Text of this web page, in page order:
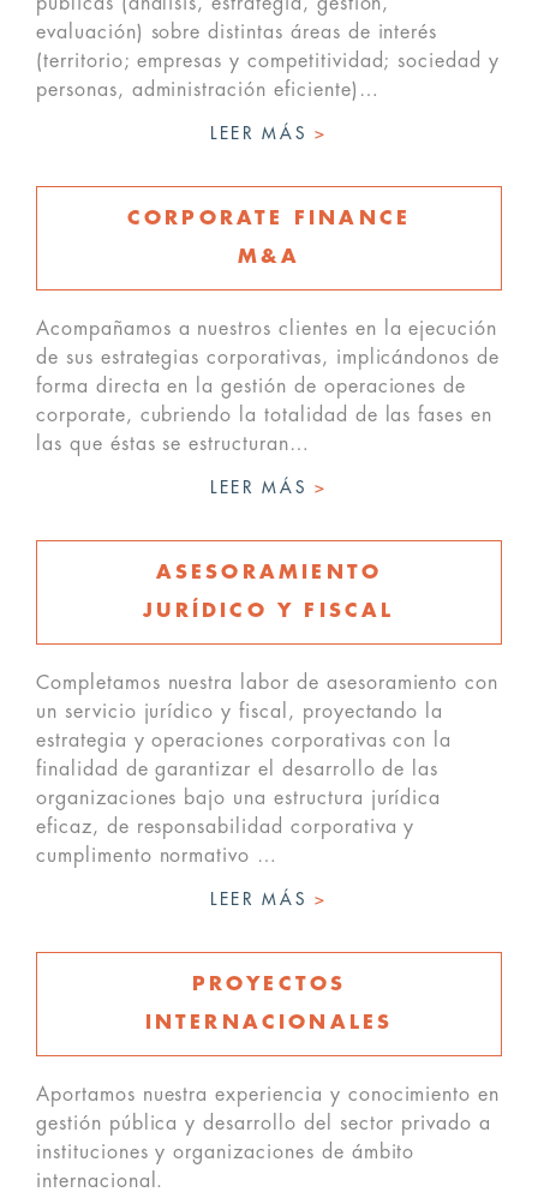
evaluación) sobre distintas áreas de interés
(territorio; empresas y competitividad; sociedad y
personas, administración eficiente)…
LEER MÁS>
CORPORATE FINANCE
M&A
Acompañamos a nuestros clientes en la ejecución
de sus estrategias corporativas, implicándonos de
forma directa en la gestión de operaciones de
corporate, cubriendo la totalidad de las fases en
las que éstas se estructuran…
LEER MÁS>
ASESORAMIENTO
JURÍDICO Y FISCAL
Completamos nuestra labor de asesoramiento con
un servicio jurídico y fiscal, proyectando la
estrategia y operaciones corporativas con la
finalidad de garantizar el desarrollo de las
organizaciones bajo una estructura jurídica
eficaz, de responsabilidad corporativa y
cumplimento normativo …
LEER MÁS>
PROYECTOS
INTERNACIONALES
Aportamos nuestra experiencia y conocimiento en
gestión pública y desarrollo del sector privado a
instituciones y organizaciones de ámbito
internacional.